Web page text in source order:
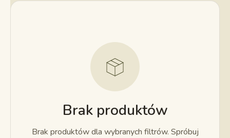
Brak produktów
Brak produktów dla wybranych filtrów. Spróbuj